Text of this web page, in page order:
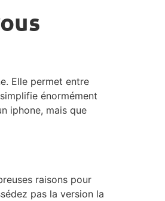
Elle permet entre
énormément
iphone, mais que
raisons pour
pas la version la